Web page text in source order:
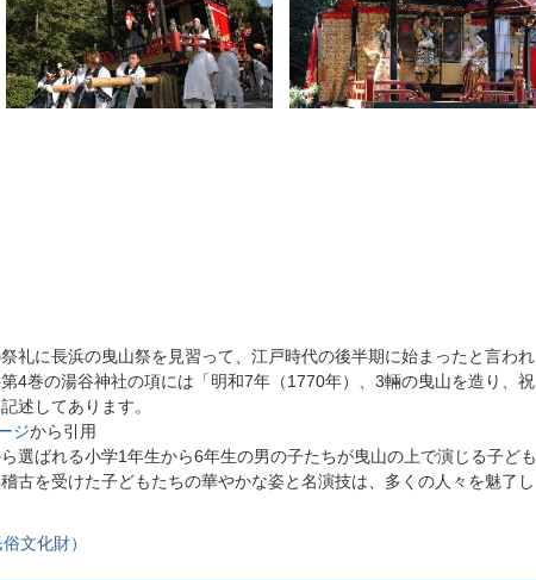
礼に長浜の曳山祭を見習って、江戸時代の後半期に始まったと言われ
4巻の湯谷神社の項には「明和7年（1770年）、3輛の曳山を造り、祝
述してあります。
ジから引用
選ばれる小学1年生から6年生の男の子たちが曳山の上で演じる子ども
古を受けた子どもたちの華やかな姿と名演技は、多くの人々を魅了し
文化財）